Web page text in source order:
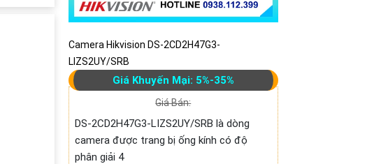
Camera Hikvision DS-2CD2H47G3-
LIZS2UY/SRB
Giá Khuyến Mại: 5%-35%
Giá Bán:
DS-2CD2H47G3-LIZS2UY/SRB là dòng
camera được trang bị ống kính có độ
phân giải 4